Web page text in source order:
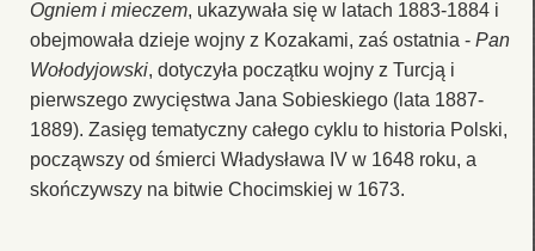
Ogniem i mieczem, ukazywała się w latach 1883-1884 i
obejmowała dzieje wojny z Kozakami, zaś ostatnia - Pan
Wołodyjowski, dotyczyła początku wojny z Turcją i
pierwszego zwycięstwa Jana Sobieskiego (lata 1887-
1889). Zasięg tematyczny całego cyklu to historia Polski,
począwszy od śmierci Władysława IV w 1648 roku, a
skończywszy na bitwie Chocimskiej w 1673.